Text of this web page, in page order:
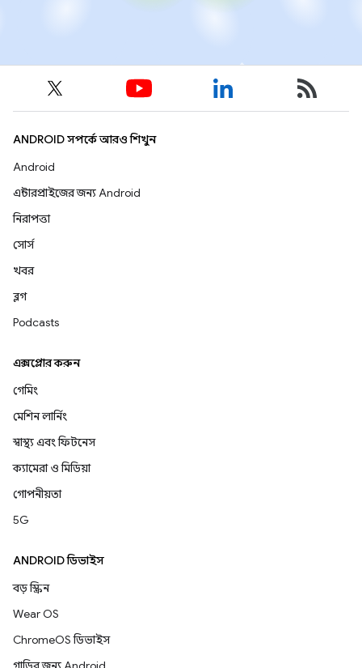
ANDROID সম্পর্কে আরও শিখুন
Android
এন্টারপ্রাইজের জন্য Android
নিরাপত্তা
সোর্স
খবর
ব্লগ
Podcasts
এক্সপ্লোর করুন
গেমিং
মেশিন লার্নিং
স্বাস্থ্য এবং ফিটনেস
ক্যামেরা ও মিডিয়া
গোপনীয়তা
5G
ANDROID ডিভাইস
বড় স্ক্রিন
Wear OS
ChromeOS ডিভাইস